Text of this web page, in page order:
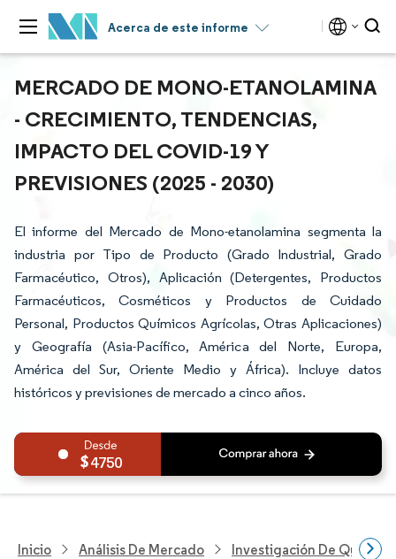
Acerca de este informe
MERCADO DE MONO-ETANOLAMINA
- CRECIMIENTO, TENDENCIAS,
IMPACTO DEL COVID-19 Y
PREVISIONES (2025 - 2030)
El informe del Mercado de Mono-etanolamina segmenta la
industria por Tipo de Producto (Grado Industrial, Grado
Farmacéutico, Otros), Aplicación (Detergentes, Productos
Farmacéuticos, Cosméticos y Productos de Cuidado
Personal, Productos Químicos Agrícolas, Otras Aplicaciones)
y Geografía (Asia-Pacífico, América del Norte, Europa,
América del Sur, Oriente Medio y África). Incluye datos
históricos y previsiones de mercado a cinco años.
4750
Inicio Análisis De Mercado Investigación De